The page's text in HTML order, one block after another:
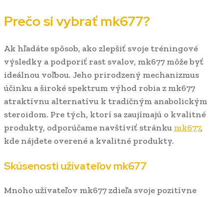
Prečo si vybrať mk677?
Ak hľadáte spôsob, ako zlepšiť svoje tréningové
výsledky a podporiť rast svalov, mk677 môže byť
ideálnou voľbou. Jeho prirodzený mechanizmus
účinku a široké spektrum výhod robia z mk677
atraktívnu alternatívu k tradičným anabolickým
steroidom. Pre tých, ktorí sa zaujímajú o kvalitné
produkty, odporúčame navštíviť stránku mk677,
kde nájdete overené a kvalitné produkty.
Skúsenosti užívateľov mk677
Mnoho užívateľov mk677 zdieľa svoje pozitívne